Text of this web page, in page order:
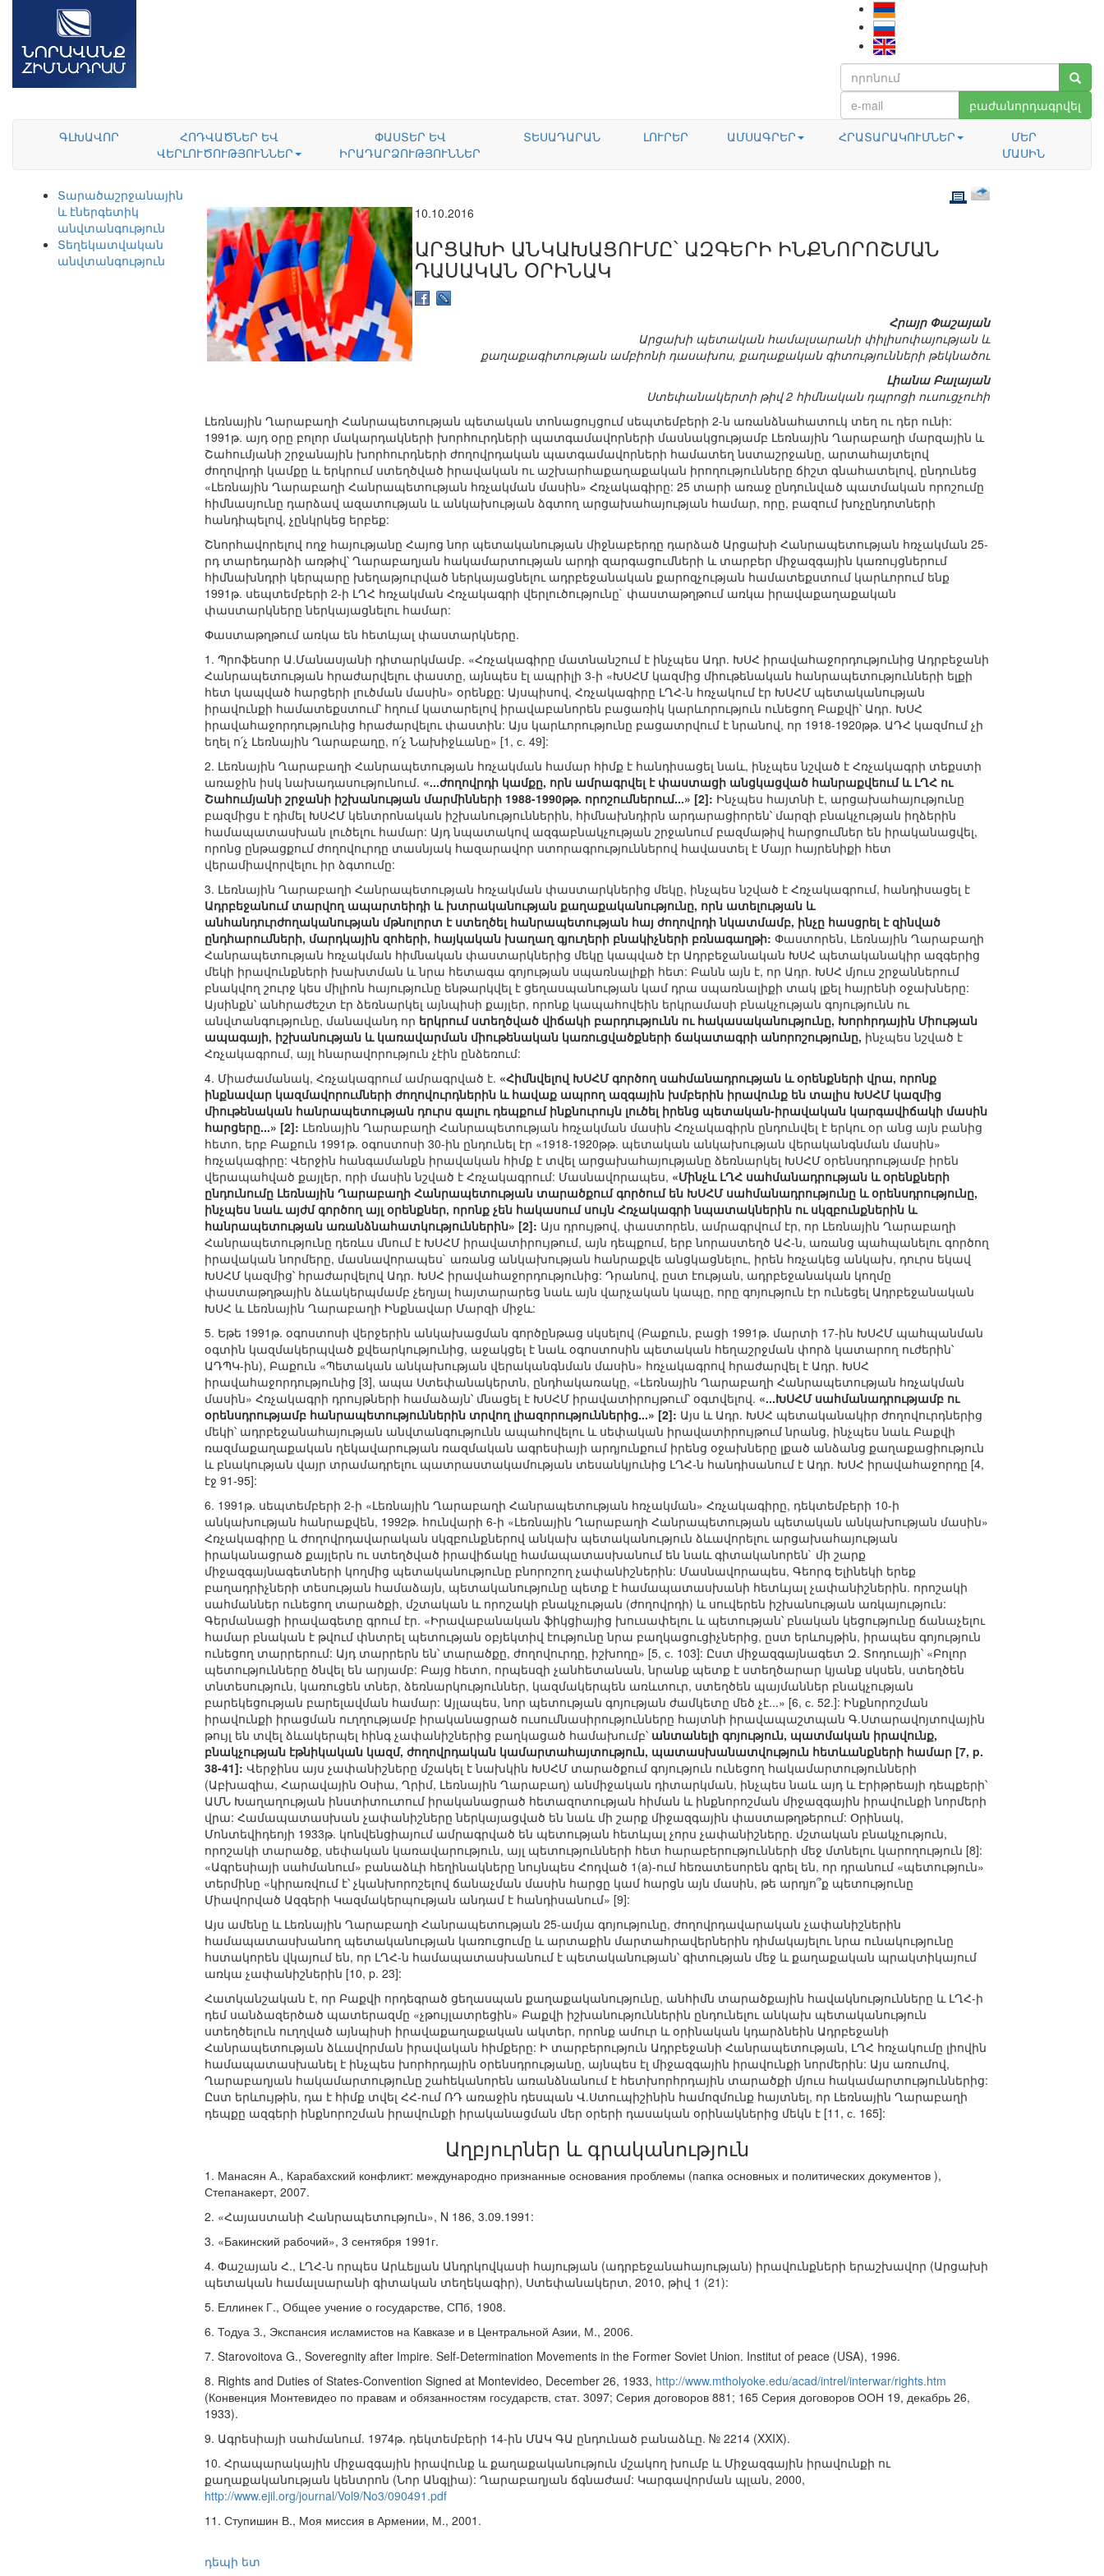
բաժանորդագրվել
ԳԼԽԱՎՈՐ
ՀՈԴՎԱԾՆԵՐ ԵՎ
ՎԵՐԼՈՒԾՈՒԹՅՈՒՆՆԵՐ
ՓԱՍՏԵՐ ԵՎ
ԻՐԱԴԱՐՁՈՒԹՅՈՒՆՆԵՐ
ՏԵՍԱԴԱՐԱՆ ԼՈՒՐԵՐ ԱՄՍԱԳՐԵՐ ՀՐԱՏԱՐԱԿՈՒՄՆԵՐ
ՄԵՐ
ՄԱՍԻՆ
Տարածաշրջանային
և էներգետիկ
անվտանգություն
Տեղեկատվական
անվտանգություն
10.10.2016
ԱՐՑԱԽԻ ԱՆԿԱԽԱՑՈՒՄԸ՝ ԱԶԳԵՐԻ ԻՆՔՆՈՐՈՇՄԱՆ
ԴԱՍԱԿԱՆ ՕՐԻՆԱԿ
Հրայր Փաշայան
Արցախի պետական համալսարանի փիլիսոփայության և
քաղաքագիտության ամբիոնի դասախոս, քաղաքական գիտությունների թեկնածու
Լիանա Բալայան
Ստեփանակերտի թիվ 2 հիմնական դպրոցի ուսուցչուհի
Լեռնային Ղարաբաղի Հանրապետության պետական տոնացույցում սեպտեմբերի 2-ն առանձնահատուկ տեղ ու դեր ունի:
1991թ. այդ օրը բոլոր մակարդակների խորհուրդների պատգամավորների մասնակցությամբ Լեռնային Ղարաբաղի մարզային և
Շահումյանի շրջանային խորհուրդների ժողովրդական պատգամավորների համատեղ նստաշրջանը, արտահայտելով
ժողովրդի կամքը և երկրում ստեղծված իրավական ու աշխարհաքաղաքական իրողությունները ճիշտ գնահատելով, ընդունեց
«Լեռնային Ղարաբաղի Հանրապետության հռչակման մասին» Հռչակագիրը: 25 տարի առաջ ընդունված պատմական որոշումը
հիմնասյունը դարձավ ազատության և անկախության ձգտող արցախահայության համար, որը, բազում խոչընդոտների
հանդիպելով, չընկրկեց երբեք:
Շնորհավորելով ողջ հայությանը Հայոց նոր պետականության միջնաբերդը դարձած Արցախի Հանրապետության հռչակման 25-
րդ տարեդարձի առթիվ՝ Ղարաբաղյան հակամարտության արդի զարգացումների և տարբեր միջազգային կառույցներում
հիմնախնդրի կերպարը խեղաթյուրված ներկայացնելու ադրբեջանական քարոզչության համատեքստում կարևորում ենք
1991թ. սեպտեմբերի 2-ի ԼՂՀ հռչակման Հռչակագրի վերլուծությունը` փաստաթղթում առկա իրավաքաղաքական
փաստարկները ներկայացնելու համար:
Փաստաթղթում առկա են հետևյալ փաստարկները.
1. Պրոֆեսոր Ա.Մանասյանի դիտարկմամբ. «Հռչակագիրը մատնանշում է ինչպես Ադր. ԽՍՀ իրավահաջորդությունից Ադրբեջանի
Հանրապետության հրաժարվելու փաստը, այնպես էլ ապրիլի 3-ի «ԽՍՀՄ կազմից միութենական հանրապետությունների ելքի
հետ կապված հարցերի լուծման մասին» օրենքը: Այսպիսով, Հռչակագիրը ԼՂՀ-ն հռչակում էր ԽՍՀՄ պետականության
իրավունքի համատեքստում՝ հղում կատարելով իրավաբանորեն բացառիկ կարևորություն ունեցող Բաքվի՝ Ադր. ԽՍՀ
իրավահաջորդությունից հրաժարվելու փաստին: Այս կարևորությունը բացատրվում է նրանով, որ 1918-1920թթ. ԱԴՀ կազմում չի
եղել ո՛չ Լեռնային Ղարաբաղը, ո՛չ Նախիջևանը» [1, с. 49]:
2. Լեռնային Ղարաբաղի Հանրապետության հռչակման համար հիմք է հանդիսացել նաև, ինչպես նշված է Հռչակագրի տեքստի
առաջին իսկ նախադասությունում. «...ժողովրդի կամքը, որն ամրագրվել է փաստացի անցկացված հանրաքվեում և ԼՂՀ ու
Շահումյանի շրջանի իշխանության մարմինների 1988-1990թթ. որոշումներում...» [2]: Ինչպես հայտնի է, արցախահայությունը
բազմիցս է դիմել ԽՍՀՄ կենտրոնական իշխանություններին, հիմնախնդիրն արդարացիորեն՝ մարզի բնակչության իղձերին
համապատասխան լուծելու համար: Այդ նպատակով ազգաբնակչության շրջանում բազմաթիվ հարցումներ են իրականացվել,
որոնց ընթացքում ժողովուրդը տասնյակ հազարավոր ստորագրություններով հավաստել է Մայր հայրենիքի հետ
վերամիավորվելու իր ձգտումը:
3. Լեռնային Ղարաբաղի Հանրապետության հռչակման փաստարկներից մեկը, ինչպես նշված է Հռչակագրում, հանդիսացել է
Ադրբեջանում տարվող ապարտեիդի և խտրականության քաղաքականությունը, որն ատելության և
անհանդուրժողականության մթնոլորտ է ստեղծել հանրապետության հայ ժողովրդի նկատմամբ, ինչը հասցրել է զինված
ընդհարումների, մարդկային զոհերի, հայկական խաղաղ գյուղերի բնակիչների բռնագաղթի: Փաստորեն, Լեռնային Ղարաբաղի
Հանրապետության հռչակման հիմնական փաստարկներից մեկը կապված էր Ադրբեջանական ԽՍՀ պետականակիր ազգերից
մեկի իրավունքների խախտման և նրա հետագա գոյության սպառնալիքի հետ: Բանն այն է, որ Ադր. ԽՍՀ մյուս շրջաններում
բնակվող շուրջ կես միլիոն հայությունը ենթարկվել է ցեղասպանության կամ դրա սպառնալիքի տակ լքել հայրենի օջախները:
Այսինքն՝ անհրաժեշտ էր ձեռնարկել այնպիսի քայլեր, որոնք կապահովեին երկրամասի բնակչության գոյությունն ու
անվտանգությունը, մանավանդ որ երկրում ստեղծված վիճակի բարդությունն ու հակասականությունը, Խորհրդային Միության
ապագայի, իշխանության և կառավարման միութենական կառուցվածքների ճակատագրի անորոշությունը, ինչպես նշված է
Հռչակագրում, այլ հնարավորություն չէին ընձեռում:
4. Միաժամանակ, Հռչակագրում ամրագրված է. «Հիմնվելով ԽՍՀՄ գործող սահմանադրության և օրենքների վրա, որոնք
ինքնավար կազմավորումների ժողովուրդներին և հավաք ապրող ազգային խմբերին իրավունք են տալիս ԽՍՀՄ կազմից
միութենական հանրապետության դուրս գալու դեպքում ինքնուրույն լուծել իրենց պետական-իրավական կարգավիճակի մասին
հարցերը...» [2]: Լեռնային Ղարաբաղի Հանրապետության հռչակման մասին Հռչակագիրն ընդունվել է երկու օր անց այն բանից
հետո, երբ Բաքուն 1991թ. օգոստոսի 30-ին ընդունել էր «1918-1920թթ. պետական անկախության վերականգնման մասին»
հռչակագիրը: Վերջին հանգամանքն իրավական հիմք է տվել արցախահայությանը ձեռնարկել ԽՍՀՄ օրենսդրությամբ իրեն
վերապահված քայլեր, որի մասին նշված է Հռչակագրում: Մասնավորապես, «Մինչև ԼՂՀ սահմանադրության և օրենքների
ընդունումը Լեռնային Ղարաբաղի Հանրապետության տարածքում գործում են ԽՍՀՄ սահմանադրությունը և օրենսդրությունը,
ինչպես նաև այժմ գործող այլ օրենքներ, որոնք չեն հակասում սույն Հռչակագրի նպատակներին ու սկզբունքներին և
հանրապետության առանձնահատկություններին» [2]: Այս դրույթով, փաստորեն, ամրագրվում էր, որ Լեռնային Ղարաբաղի
Հանրապետությունը դեռևս մնում է ԽՍՀՄ իրավատիրույթում, այն դեպքում, երբ նորաստեղծ ԱՀ-ն, առանց պահպանելու գործող
իրավական նորմերը, մասնավորապես` առանց անկախության հանրաքվե անցկացնելու, իրեն հռչակեց անկախ, դուրս եկավ
ԽՍՀՄ կազմից՝ հրաժարվելով Ադր. ԽՍՀ իրավահաջորդությունից: Դրանով, ըստ էության, ադրբեջանական կողմը
փաստաթղթային ձևակերպմամբ չեղյալ հայտարարեց նաև այն վարչական կապը, որը գոյություն էր ունեցել Ադրբեջանական
ԽՍՀ և Լեռնային Ղարաբաղի Ինքնավար Մարզի միջև:
5. Եթե 1991թ. օգոստոսի վերջերին անկախացման գործընթաց սկսելով (Բաքուն, բացի 1991թ. մարտի 17-ին ԽՍՀՄ պահպանման
օգտին կազմակերպված քվեարկությունից, աջակցել է նաև օգոստոսին պետական հեղաշրջման փորձ կատարող ուժերին՝
ԱԴՊԿ-ին), Բաքուն «Պետական անկախության վերականգնման մասին» հռչակագրով հրաժարվել է Ադր. ԽՍՀ
իրավահաջորդությունից [3], ապա Ստեփանակերտն, ընդհակառակը, «Լեռնային Ղարաբաղի Հանրապետության հռչակման
մասին» Հռչակագրի դրույթների համաձայն՝ մնացել է ԽՍՀՄ իրավատիրույթում՝ օգտվելով. «...ԽՍՀՄ սահմանադրությամբ ու
օրենսդրությամբ հանրապետություններին տրվող լիազորություններից...» [2]: Այս և Ադր. ԽՍՀ պետականակիր ժողովուրդներից
մեկի՝ ադրբեջանահայության անվտանգությունն ապահովելու և սեփական իրավատիրույթում նրանց, ինչպես նաև Բաքվի
ռազմաքաղաքական ղեկավարության ռազմական ագրեսիայի արդյունքում իրենց օջախները լքած անձանց քաղաքացիություն
և բնակության վայր տրամադրելու պատրաստակամության տեսանկյունից ԼՂՀ-ն հանդիսանում է Ադր. ԽՍՀ իրավահաջորդը [4,
էջ 91-95]:
6. 1991թ. սեպտեմբերի 2-ի «Լեռնային Ղարաբաղի Հանրապետության հռչակման» Հռչակագիրը, դեկտեմբերի 10-ի
անկախության հանրաքվեն, 1992թ. հունվարի 6-ի «Լեռնային Ղարաբաղի Հանրապետության պետական անկախության մասին»
Հռչակագիրը և ժողովրդավարական սկզբունքներով անկախ պետականություն ձևավորելու արցախահայության
իրականացրած քայլերն ու ստեղծված իրավիճակը համապատասխանում են նաև գիտականորեն` մի շարք
միջազգայնագետների կողմից պետականությունը բնորոշող չափանիշներին: Մասնավորապես, Գեորգ Ելինեկի երեք
բաղադրիչների տեսության համաձայն, պետականությունը պետք է համապատասխանի հետևյալ չափանիշներին. որոշակի
սահմաններ ունեցող տարածքի, մշտական և որոշակի բնակչության (ժողովրդի) և սուվերեն իշխանության առկայություն:
Գերմանացի իրավագետը գրում էր. «Իրավաբանական ֆիկցիայից խուսափելու և պետության՝ բնական կեցությունը ճանաչելու
համար բնական է թվում փնտրել պետության օբյեկտիվ էությունը նրա բաղկացուցիչներից, ըստ երևույթին, իրապես գոյություն
ունեցող տարրերում: Այդ տարրերն են՝ տարածքը, ժողովուրդը, իշխողը» [5, с. 103]: Ըստ միջազգայնագետ Զ. Տոդուայի՝ «Բոլոր
պետությունները ծնվել են արյամբ: Բայց հետո, որպեսզի չանհետանան, նրանք պետք է ստեղծարար կյանք սկսեն, ստեղծեն
տնտեսություն, կառուցեն տներ, ձեռնարկություններ, կազմակերպեն առևտուր, ստեղծեն պայմաններ բնակչության
բարեկեցության բարելավման համար: Այլապես, նոր պետության գոյության ժամկետը մեծ չէ...» [6, с. 52.]: Ինքնորոշման
իրավունքի իրացման ուղղությամբ իրականացրած ուսումնասիրությունները հայտնի իրավապաշտպան Գ.Ստարավոյտովային
թույլ են տվել ձևակերպել հինգ չափանիշներից բաղկացած համախումբ՝ անտանելի գոյություն, պատմական իրավունք,
բնակչության էթնիկական կազմ, ժողովրդական կամարտահայտություն, պատասխանատվություն հետևանքների համար [7, p.
38-41]: Վերջինս այս չափանիշները մշակել է նախկին ԽՍՀՄ տարածքում գոյություն ունեցող հակամարտությունների
(Աբխազիա, Հարավային Օսիա, Ղրիմ, Լեռնային Ղարաբաղ) անմիջական դիտարկման, ինչպես նաև այդ և Էրիթրեայի դեպքերի՝
ԱՄՆ Խաղաղության ինստիտուտում իրականացրած հետազոտության հիման և ինքնորոշման միջազգային իրավունքի նորմերի
վրա: Համապատասխան չափանիշները ներկայացված են նաև մի շարք միջազգային փաստաթղթերում: Օրինակ,
Մոնտեվիդեոյի 1933թ. կոնվենցիայում ամրագրված են պետության հետևյալ չորս չափանիշները. մշտական բնակչություն,
որոշակի տարածք, սեփական կառավարություն, այլ պետությունների հետ հարաբերությունների մեջ մտնելու կարողություն [8]:
«Ագրեսիայի սահմանում» բանաձևի հեղինակները նույնպես Հոդված 1(a)-ում հեռատեսորեն գրել են, որ դրանում «պետություն»
տերմինը «կիրառվում է՝ չկանխորոշելով ճանաչման մասին հարցը կամ հարցն այն մասին, թե արդյո՞ք պետությունը
Միավորված Ազգերի Կազմակերպության անդամ է հանդիսանում» [9]:
Այս ամենը և Լեռնային Ղարաբաղի Հանրապետության 25-ամյա գոյությունը, ժողովրդավարական չափանիշներին
համապատասխանող պետականության կառուցումը և արտաքին մարտահրավերներին դիմակայելու նրա ունակությունը
հստակորեն վկայում են, որ ԼՂՀ-ն համապատասխանում է պետականության՝ գիտության մեջ և քաղաքական պրակտիկայում
առկա չափանիշներին [10, p. 23]:
Հատկանշական է, որ Բաքվի որդեգրած ցեղասպան քաղաքականությունը, անհիմն տարածքային հավակնությունները և ԼՂՀ-ի
դեմ սանձազերծած պատերազմը «չթույլատրեցին» Բաքվի իշխանություններին ընդունելու անկախ պետականություն
ստեղծելուն ուղղված այնպիսի իրավաքաղաքական ակտեր, որոնք ամուր և օրինական կդարձնեին Ադրբեջանի
Հանրապետության ձևավորման իրավական հիմքերը: Ի տարբերություն Ադրբեջանի Հանրապետության, ԼՂՀ հռչակումը լիովին
համապատասխանել է ինչպես խորհրդային օրենսդրությանը, այնպես էլ միջազգային իրավունքի նորմերին: Այս առումով,
Ղարաբաղյան հակամարտությունը շահեկանորեն առանձնանում է հետխորհրդային տարածքի մյուս հակամարտություններից:
Ըստ երևույթին, դա է հիմք տվել ՀՀ-ում ՌԴ առաջին դեսպան Վ.Ստուպիշինին համոզմունք հայտնել, որ Լեռնային Ղարաբաղի
դեպքը ազգերի ինքնորոշման իրավունքի իրականացման մեր օրերի դասական օրինակներից մեկն է [11, с. 165]:
Աղբյուրներ և գրականություն
1. Манасян А., Карабахский конфликт: международно признанные основания проблемы (папка основных и политических документов ),
Степанакерт, 2007.
2. «Հայաստանի Հանրապետություն», N 186, 3.09.1991:
3. «Бакинский рабочий», 3 сентября 1991г.
4. Փաշայան Հ., ԼՂՀ-ն որպես Արևելյան Անդրկովկասի հայության (ադրբեջանահայության) իրավունքների երաշխավոր (Արցախի
պետական համալսարանի գիտական տեղեկագիր), Ստեփանակերտ, 2010, թիվ 1 (21):
5. Еллинек Г., Общее учение о государстве, СПб, 1908.
6. Тодуа З., Экспансия исламистов на Кавказе и в Центральной Азии, М., 2006.
7. Starovoitova G., Soveregnity after Impire. Self-Determination Movements in the Former Soviet Union. Institut of peace (USA), 1996.
8. Rights and Duties of States-Convention Signed at Montevideo, December 26, 1933, http://www.mtholyoke.edu/acad/intrel/interwar/rights.htm
(Конвенция Монтевидео по правам и обязанностям государств, стат. 3097; Серия договоров 881; 165 Серия договоров ООН 19, декабрь 26,
1933).
9. Ագրեսիայի սահմանում. 1974թ. դեկտեմբերի 14-ին ՄԱԿ ԳԱ ընդունած բանաձևը. № 2214 (XXIX).
10. Հրապարակային միջազգային իրավունք և քաղաքականություն մշակող խումբ և Միջազգային իրավունքի ու
քաղաքականության կենտրոն (Նոր Անգլիա): Ղարաբաղյան ճգնաժամ: Կարգավորման պլան, 2000,
http://www.ejil.org/journal/Vol9/No3/090491.pdf
11. Ступишин В., Моя миссия в Армении, М., 2001.
դեպի ետ